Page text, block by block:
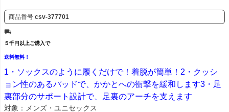
商品番号 csv-377701
５千円以上ご購入で
送料無料！
1・ソックスのように履くだけで！着脱が簡単！2・クッシ
ョン性のあるパッドで、かかとへの衝撃を緩和します3・足
裏部分のサポート設計で、足裏のアーチを支えます
対象：メンズ・ユニセックス